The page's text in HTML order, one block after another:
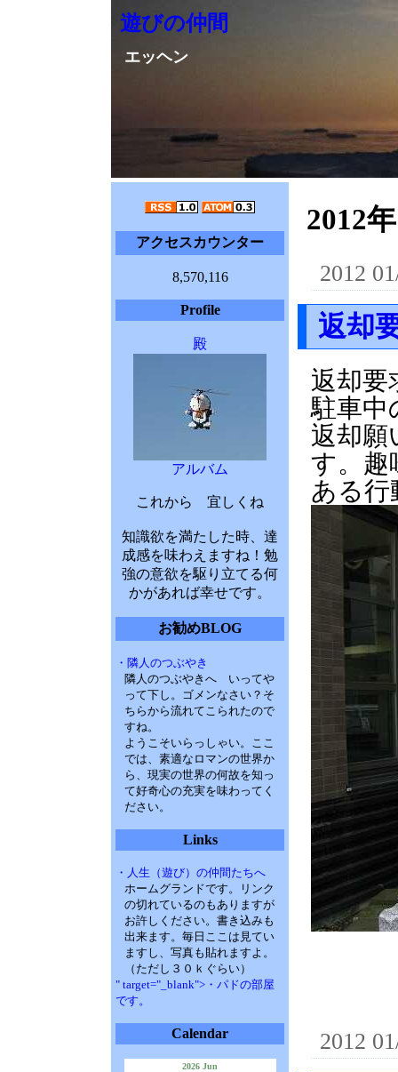
遊びの仲間
エッヘン
アクセスカウンター
8,570,116
Profile
殿
アルバム
これから 宜しくね
知識欲を満たした時、達
成感を味わえますね！勉
強の意欲を駆り立てる何
かがあれば幸せです。
お勧めBLOG
・隣人のつぶやき
隣人のつぶやきへ いってや
って下し。ゴメンなさい？そ
ちらから流れてこられたので
すね。
ようこそいらっしゃい。ここ
では、素適なロマンの世界か
ら、現実の世界の何故を知っ
て好奇心の充実を味わってく
ださい。
Links
・人生（遊び）の仲間たちへ
ホームグランドです。リンク
の切れているのもありますが
お許しください。書き込みも
出来ます。毎日ここは見てい
ますし、写真も貼れますよ。
（ただし３０ｋぐらい）
" target="_blank">・パドの部屋
です。
Calendar
2026 Jun
2012
2012
返却
返却
駐車中
返却
す。趣
ある行
2012